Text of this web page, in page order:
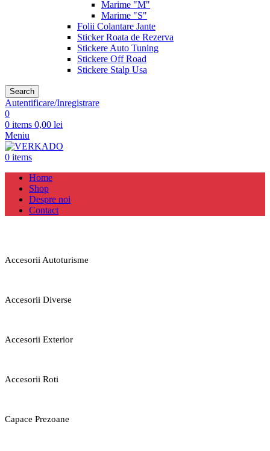
Marime "M"
Marime "S"
Folii Colantare Jante
Sticker Roata de Rezerva
Stickere Auto Tuning
Stickere Off Road
Stickere Stalp Usa
Search
Autentificare/Inregistrare
0
0 items 0,00 lei
Meniu
0 items
Home
Shop
Despre noi
Contact
Accesorii Autoturisme
Accesorii Diverse
Accesorii Exterior
Accesorii Roti
Capace Prezoane